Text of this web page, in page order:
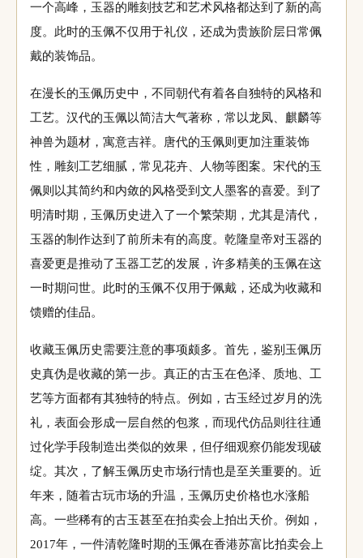
一个高峰，玉器的雕刻技艺和艺术风格都达到了新的高
度。此时的玉佩不仅用于礼仪，还成为贵族阶层日常佩
戴的装饰品。
在漫长的玉佩历史中，不同朝代有着各自独特的风格和
工艺。汉代的玉佩以简洁大气著称，常以龙凤、麒麟等
神兽为题材，寓意吉祥。唐代的玉佩则更加注重装饰
性，雕刻工艺细腻，常见花卉、人物等图案。宋代的玉
佩则以其简约和内敛的风格受到文人墨客的喜爱。到了
明清时期，玉佩历史进入了一个繁荣期，尤其是清代，
玉器的制作达到了前所未有的高度。乾隆皇帝对玉器的
喜爱更是推动了玉器工艺的发展，许多精美的玉佩在这
一时期问世。此时的玉佩不仅用于佩戴，还成为收藏和
馈赠的佳品。
收藏玉佩历史需要注意的事项颇多。首先，鉴别玉佩历
史真伪是收藏的第一步。真正的古玉在色泽、质地、工
艺等方面都有其独特的特点。例如，古玉经过岁月的洗
礼，表面会形成一层自然的包浆，而现代仿品则往往通
过化学手段制造出类似的效果，但仔细观察仍能发现破
绽。其次，了解玉佩历史市场行情也是至关重要的。近
年来，随着古玩市场的升温，玉佩历史价格也水涨船
高。一些稀有的古玉甚至在拍卖会上拍出天价。例如，
2017年，一件清乾隆时期的玉佩在香港苏富比拍卖会上